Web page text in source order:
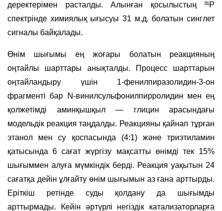
деректерімен расталды. Алынған қосылыстың ³¹P
спектрінде химиялық ығысуы 31 м.д. болатын синглет
сигналы байқалады.
Өнім шығымы ең жоғары болатын реакцияның
оңтайлы шарттары анықталды. Процесс шарттарын
оңтайландыру үшін 1-фенилпиразолидин-3-он
фрагменті бар N-винилсульфонилпирролидин мен ең
қолжетімді аминқышқыл — глицин арасындағы
модельдік реакция таңдалды. Реакцияны қайнап тұрған
этанол мен су қоспасында (4:1) және триэтиламин
қатысында 6 сағат жүргізу мақсатты өнімді тек 15%
шығыммен алуға мүмкіндік берді. Реакция уақытын 24
сағатқа дейін ұлғайту өнім шығымын аз ғана арттырды.
Еріткіш ретінде суды қолдану да шығымды
арттырмады. Кейін әртүрлі негіздік катализаторларға